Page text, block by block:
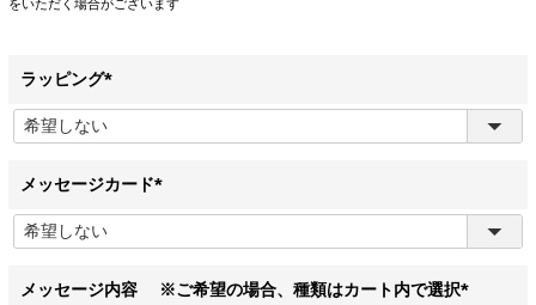
をいただく場合がございます
ラッピング
(
必
)
メッセージカード
(
メッセージ内容 ※ご希望の場合、種類はカート内で選択